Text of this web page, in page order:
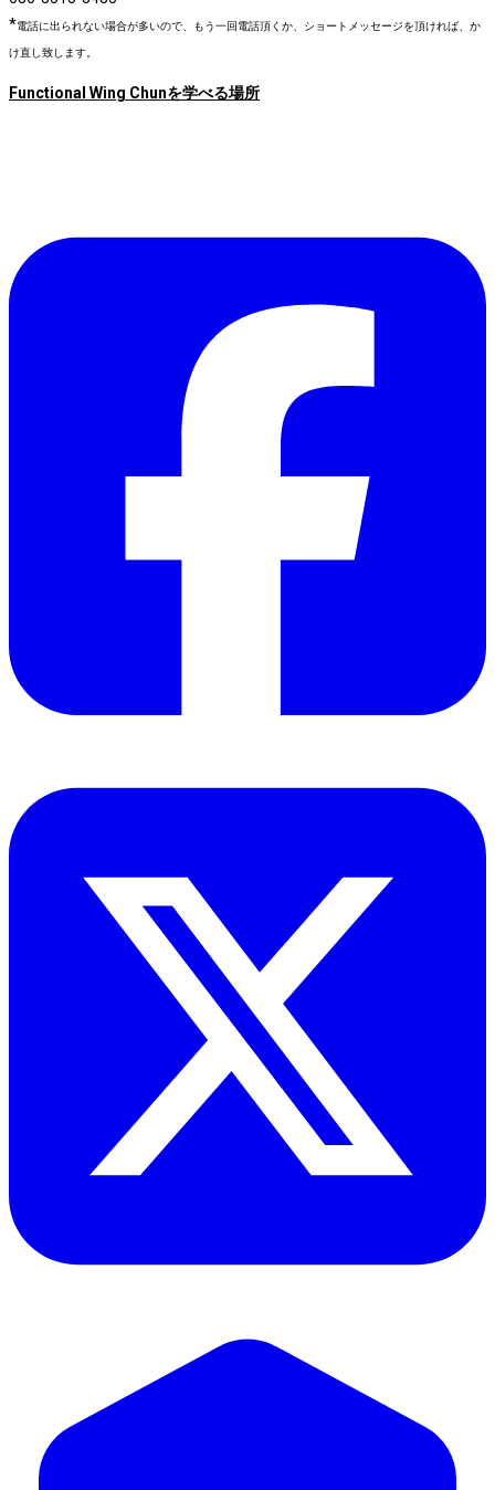
*電話に出られない場合が多いので、もう一回電話頂くか、ショートメッセージを頂ければ、か
け直し致します。
Functional Wing Chunを学べる場所